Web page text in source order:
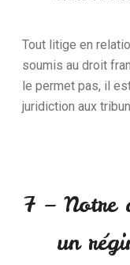
Tout litige en
soumis au droit
le permet pas, il
juridiction aux
7 – Notre
un